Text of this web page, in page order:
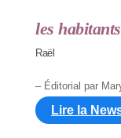
les
Raël
– Éditorial par
Lire la